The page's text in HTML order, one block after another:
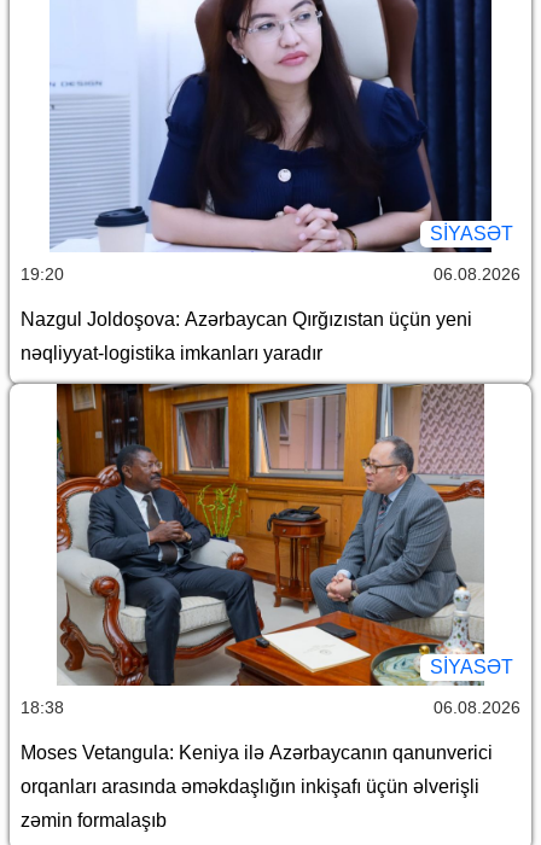
SİYASƏT
19:20 06.08.2026
Nazgul Joldoşova: Azərbaycan Qırğızıstan üçün yeni
nəqliyyat-logistika imkanları yaradır
SİYASƏT
18:38 06.08.2026
Moses Vetangula: Keniya ilə Azərbaycanın qanunverici
orqanları arasında əməkdaşlığın inkişafı üçün əlverişli
zəmin formalaşıb